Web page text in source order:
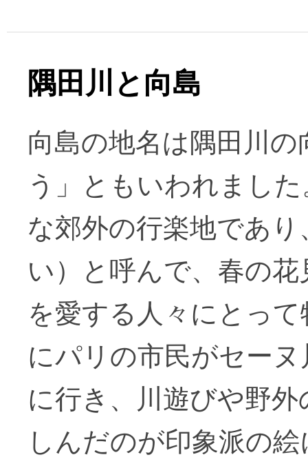
隅田川と向島
向島の地名は隅田川
う」ともいわれまし
な郊外の行楽地であ
い）と呼んで、春の
を愛する人々にとっ
にパリの市民がセー
に行き、川遊びや野
しんだのが印象派の